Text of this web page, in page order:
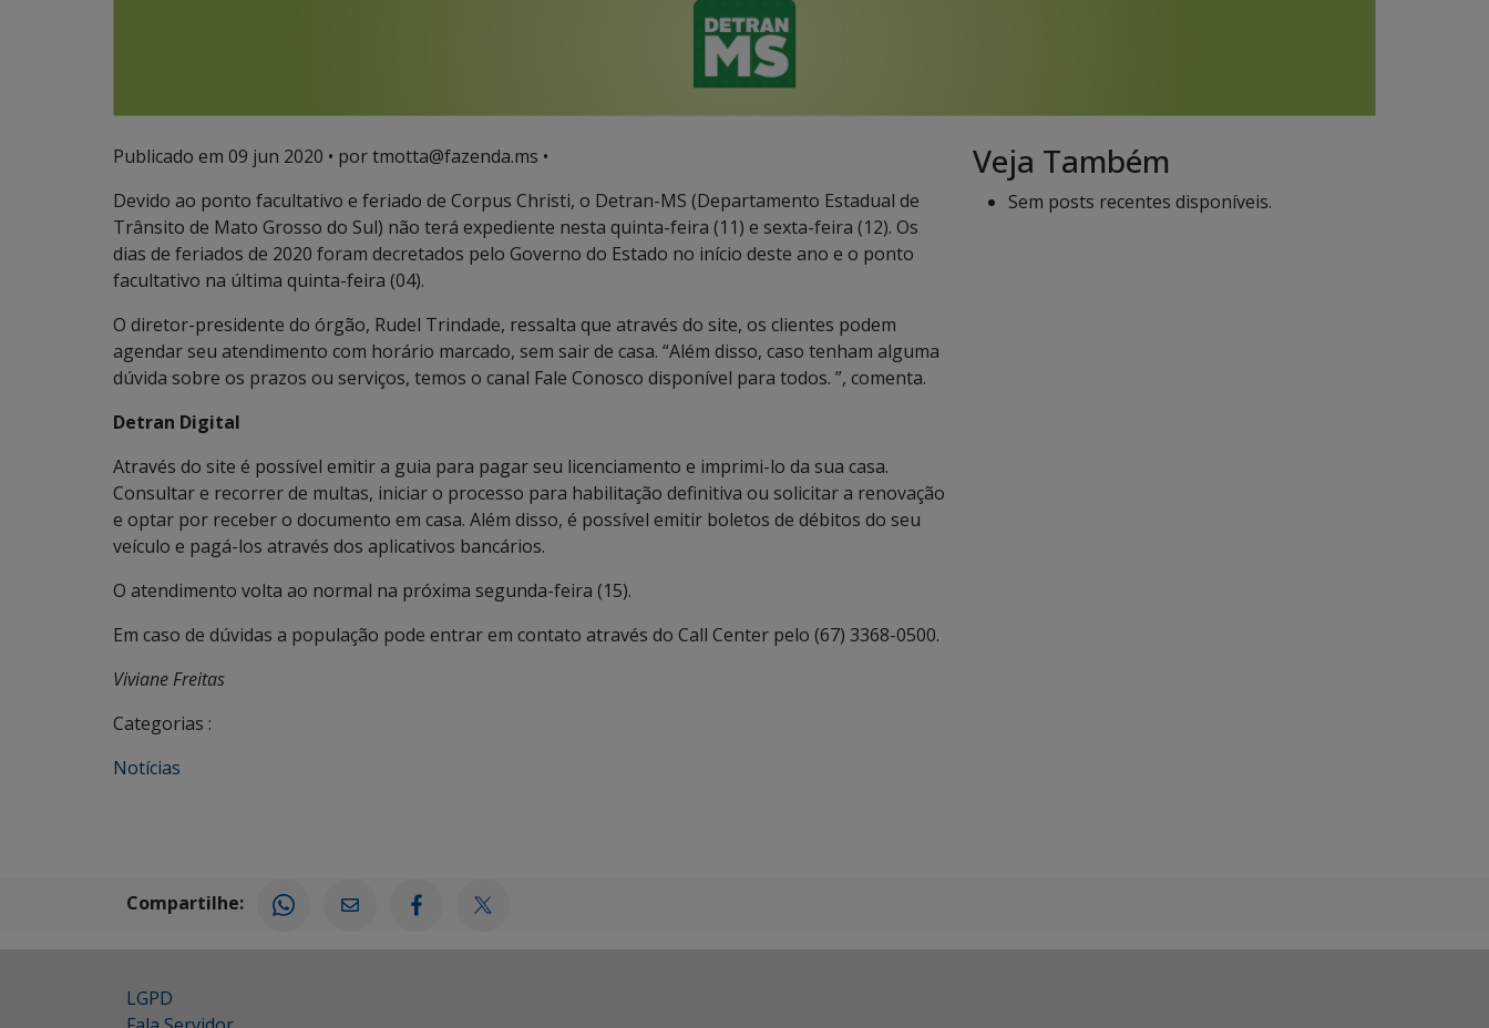
Publicado em 09 jun 2020 • por tmotta@fazenda.ms •
Devido ao ponto facultativo e feriado de Corpus Christi, o Detran-MS (Departamento Estadual de
Trânsito de Mato Grosso do Sul) não terá expediente nesta quinta-feira (11) e sexta-feira (12). Os
dias de feriados de 2020 foram decretados pelo Governo do Estado no início deste ano e o ponto
facultativo na última quinta-feira (04).
O diretor-presidente do órgão, Rudel Trindade, ressalta que através do site, os clientes podem
agendar seu atendimento com horário marcado, sem sair de casa. “Além disso, caso tenham alguma
dúvida sobre os prazos ou serviços, temos o canal Fale Conosco disponível para todos. ”, comenta.
Detran Digital
Através do site é possível emitir a guia para pagar seu licenciamento e imprimi-lo da sua casa.
Consultar e recorrer de multas, iniciar o processo para habilitação definitiva ou solicitar a renovação
e optar por receber o documento em casa. Além disso, é possível emitir boletos de débitos do seu
veículo e pagá-los através dos aplicativos bancários.
O atendimento volta ao normal na próxima segunda-feira (15).
Em caso de dúvidas a população pode entrar em contato através do Call Center pelo (67) 3368-0500.
Viviane Freitas
Categorias :
Notícias
Veja Também
Sem posts recentes disponíveis.
Compartilhe:
LGPD